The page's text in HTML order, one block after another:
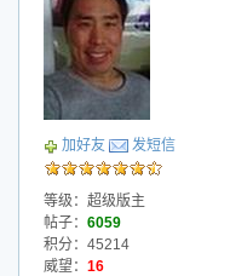
加好友 发短信
等级：超级版主
帖子： 6059
积分：45214
威望： 16